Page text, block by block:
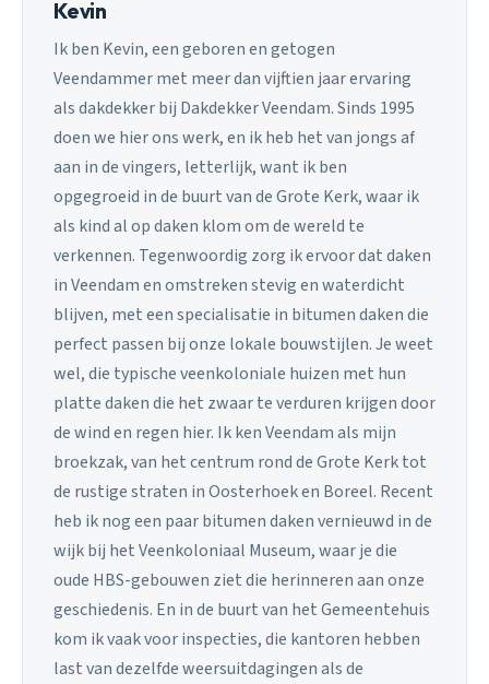
Kevin
Ik ben Kevin, een geboren en getogen
Veendammer met meer dan vijftien jaar ervaring
als dakdekker bij Dakdekker Veendam. Sinds 1995
doen we hier ons werk, en ik heb het van jongs af
aan in de vingers, letterlijk, want ik ben
opgegroeid in de buurt van de Grote Kerk, waar ik
als kind al op daken klom om de wereld te
verkennen. Tegenwoordig zorg ik ervoor dat daken
in Veendam en omstreken stevig en waterdicht
blijven, met een specialisatie in bitumen daken die
perfect passen bij onze lokale bouwstijlen. Je weet
wel, die typische veenkoloniale huizen met hun
platte daken die het zwaar te verduren krijgen door
de wind en regen hier. Ik ken Veendam als mijn
broekzak, van het centrum rond de Grote Kerk tot
de rustige straten in Oosterhoek en Boreel. Recent
heb ik nog een paar bitumen daken vernieuwd in de
wijk bij het Veenkoloniaal Museum, waar je die
oude HBS-gebouwen ziet die herinneren aan onze
geschiedenis. En in de buurt van het Gemeentehuis
kom ik vaak voor inspecties, die kantoren hebben
last van dezelfde weersuitdagingen als de